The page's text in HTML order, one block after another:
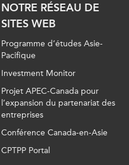
NOTRE RÉSEAU DE
SITES WEB
Programme d’études Asie-
Pacifique
Investment Monitor
Projet APEC-Canada pour
l’expansion du partenariat des
entreprises
Conférence Canada-en-Asie
CPTPP Portal